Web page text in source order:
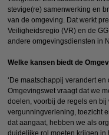
stevige(re) samenwerking en
van de omgeving. Dat werkt
Veiligheidsregio (VR) en de
andere omgevingsdiensten in
Welke kansen biedt de
‘De maatschappij verandert
Omgevingswet vraagt dat we
doelen, voorbij de regels en
vergunningverlening, toezicht
dat aangaat, hebben we als
duidelijke rol moeten krijgen in